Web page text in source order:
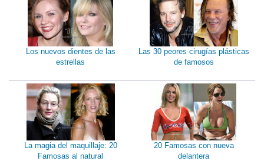
Los nuevos dientes de las
estrellas
Las 30 peores cirugías plásticas
de famosos
La magia del maquillaje: 20
Famosas al natural
20 Famosas con nueva
delantera